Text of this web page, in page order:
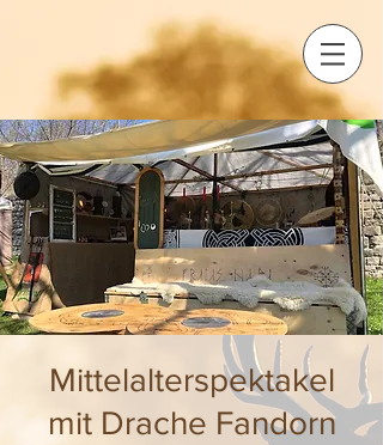
Mittelalterspektakel
mit Drache Fandorn